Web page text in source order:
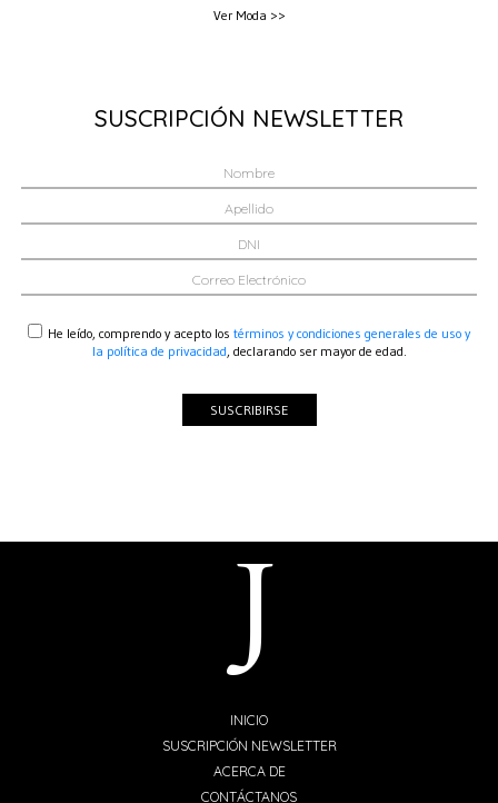
Ver Moda >>
SUSCRIPCIÓN NEWSLETTER
He leído, comprendo y acepto los términos y condiciones generales de uso y
la política de privacidad, declarando ser mayor de edad.
SUSCRIBIRSE
INICIO
SUSCRIPCIÓN NEWSLETTER
ACERCA DE
CONTÁCTANOS